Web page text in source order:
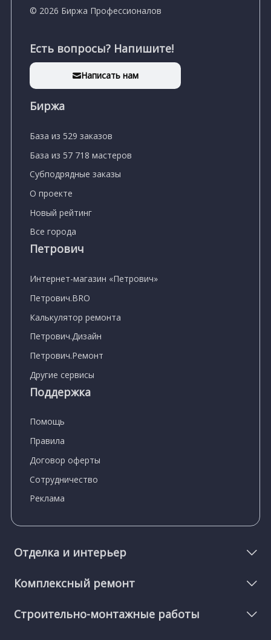
© 2026 Биржа Профессионалов
Есть вопросы? Напишите!
Написать нам
Биржа
База из 529 заказов
База из 57 718 мастеров
Субподрядные заказы
О проекте
Новый рейтинг
Все города
Петрович
Интернет-магазин «Петрович»
Петрович.BRO
Калькулятор ремонта
Петрович.Дизайн
Петрович.Ремонт
Другие сервисы
Поддержка
Помощь
Правила
Договор оферты
Сотрудничество
Реклама
Отделка и интерьер
Комплексный ремонт
Строительно-монтажные работы